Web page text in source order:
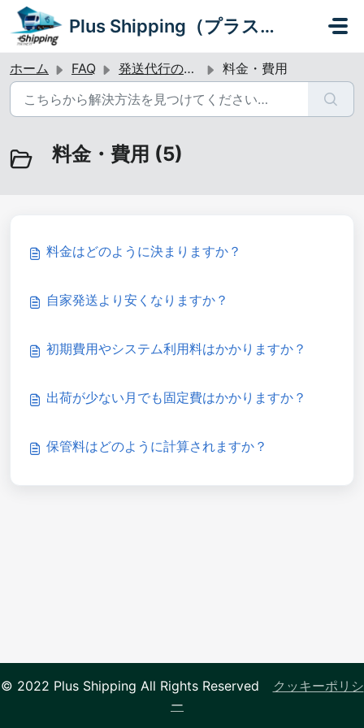
メインコンテンツに移動
Plus Shipping（プラスシッピング）
ホーム FAQ 発送代行のご利用・お申し込みについて 料金・費用
料金・費用 (5)
料金はどのように決まりますか？
自家発送より安くなりますか？
初期費用やシステム利用料はかかりますか？
出荷が少ない月でも固定費はかかりますか？
保管料はどのように計算されますか？
© 2022 Plus Shipping All Rights Reserved
クッキーポリシ
ー